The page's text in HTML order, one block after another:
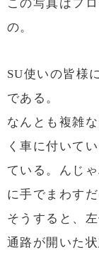
この写真はフ
の。
SU使いの皆様
である。
なんとも複雑
く車に付いて
ている。んじ
に手でまわすだ
そうすると、
通路が開いた